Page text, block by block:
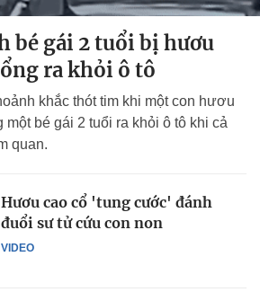
bé gái 2 tuổi bị hươu
ra khỏi ô tô
khắc thót tim khi một con hươu
một bé gái 2 tuổi ra khỏi ô tô khi cả
quan.
VIDEO
Hươu cao cổ 'tung cước' đánh
đuổi sư tử cứu con non